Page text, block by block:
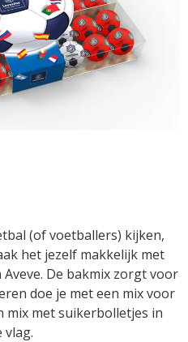
(of voetballers) kijken,
het jezelf makkelijk met
De bakmix zorgt voor
doe je met een mix voor
mix met suikerbolletjes in
vlag.